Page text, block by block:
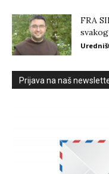
FRA
Prijava na naš